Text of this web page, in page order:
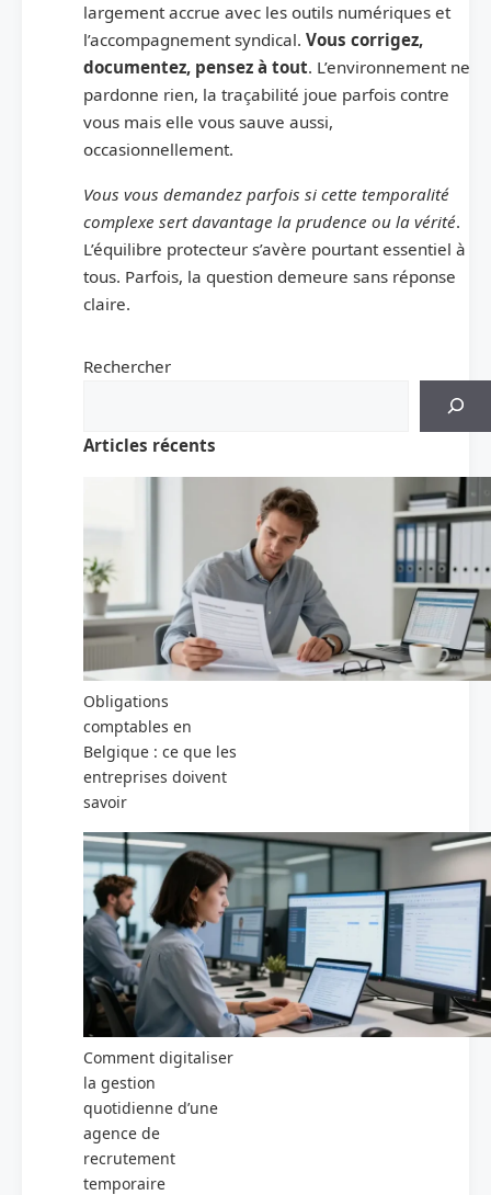
largement accrue avec les outils numériques et
l’accompagnement syndical. Vous corrigez,
documentez, pensez à tout. L’environnement ne
pardonne rien, la traçabilité joue parfois contre
vous mais elle vous sauve aussi,
occasionnellement.
Vous vous demandez parfois si cette temporalité
complexe sert davantage la prudence ou la vérité.
L’équilibre protecteur s’avère pourtant essentiel à
tous. Parfois, la question demeure sans réponse
claire.
Rechercher
Articles récents
Obligations
comptables en
Belgique : ce que les
entreprises doivent
savoir
Comment digitaliser
la gestion
quotidienne d’une
agence de
recrutement
temporaire